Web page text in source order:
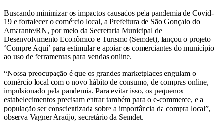
Buscando minimizar os impactos causados pela pandemia de Covid-
19 e fortalecer o comércio local, a Prefeitura de São Gonçalo do
Amarante/RN, por meio da Secretaria Municipal de
Desenvolvimento Econômico e Turismo (Semdet), lançou o projeto
‘Compre Aqui’ para estimular e apoiar os comerciantes do município
ao uso de ferramentas para vendas online.
“Nossa preocupação é que os grandes marketplaces engulam o
comércio local com o novo hábito de consumo, de compras online,
impulsionado pela pandemia. Para evitar isso, os pequenos
estabelecimentos precisam entrar também para o e-commerce, e a
população ser conscientizada sobre a importância da compra local”,
observa Vagner Araújo, secretário da Semdet.